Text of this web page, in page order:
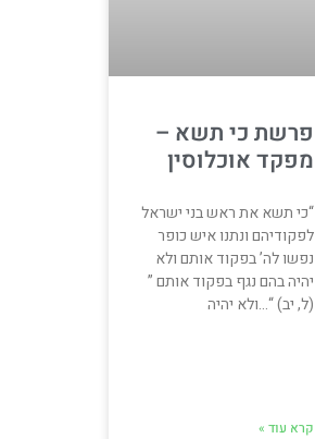
פרשת כי תשא –
מפקד אוכלוסין
“כי תשא את ראש בני ישראל
לפקודיהם ונתנו איש כופר
נפשו לה’ בפקוד אותם ולא
יהיה בהם נגף בפקוד אותם ”
(ל, יב) “…ולא יהיה
קרא עוד »